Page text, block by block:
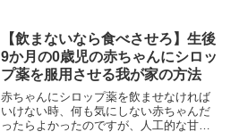
抵抗するようになってきました。そのよ
うなとき、最近何気なく寒いかなと思っ
て使うようになったベビー掛け布団がま
さかの活躍し始めました。掛け布団があ
るとなぜ赤ちゃんの寝かしつけに有効だ
と思うのかを本記事で紹介します。
【飲まないなら食べさせろ】生後
9か月の0歳児の赤ちゃんにシロッ
プ薬を服用させる我が家の方法
赤ちゃんにシロップ薬を飲ませなければ
いけない時、何も気にしない赤ちゃんだ
ったらよかったのですが、人工的な甘味